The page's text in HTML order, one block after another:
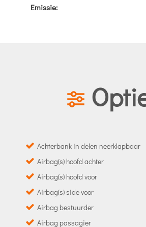
Emissie:
Achterbank in delen neerklapbaar
Airbag(s) hoofd achter
Airbag(s) hoofd voor
Airbag(s) side voor
Airbag bestuurder
Airbag passagier